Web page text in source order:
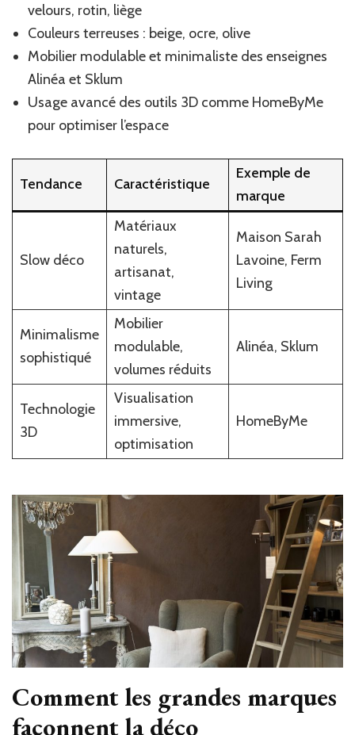
velours, rotin, liège
Couleurs terreuses : beige, ocre, olive
Mobilier modulable et minimaliste des enseignes
Alinéa et Sklum
Usage avancé des outils 3D comme HomeByMe
pour optimiser l’espace
Tendance Caractéristique
Exemple de
marque
Slow déco
Matériaux
naturels,
artisanat,
vintage
Maison Sarah
Lavoine, Ferm
Living
Minimalisme
sophistiqué
Mobilier
modulable,
volumes réduits
Alinéa, Sklum
Technologie
3D
Visualisation
immersive,
optimisation
HomeByMe
Comment les grandes marques
façonnent la déco